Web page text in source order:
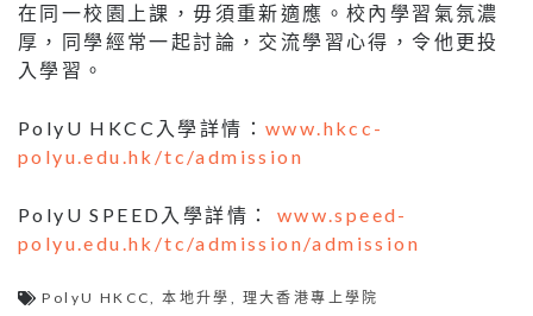
在同一校園上課，毋須重新適應。校內學習氣氛濃
厚，同學經常一起討論，交流學習心得，令他更投
入學習。
PolyU HKCC入學詳情： www.hkcc-
polyu.edu.hk/tc/admission
PolyU SPEED入學詳情： www.speed-
polyu.edu.hk/tc/admission/admission
PolyU HKCC,本地升學 , 理大香港專上學院